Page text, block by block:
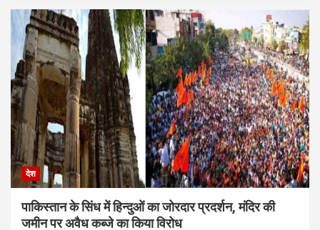
देश
पाकि‍स्‍तान के सिंध में हिन्‍दुओं का जोरदार प्रदर्शन, मंदिर की
जमीन पर अवैध कब्‍जे का किया विरोध